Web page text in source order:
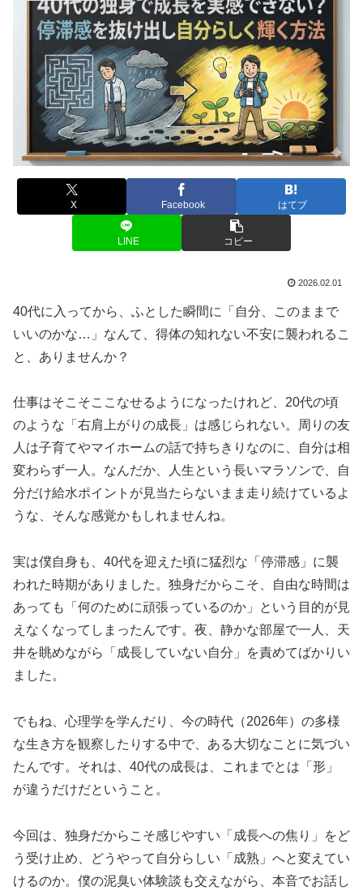
X Facebook はてブ
LINE コピー
2026.02.01
40代に入ってから、ふとした瞬間に「自分、このままで
いいのかな…」なんて、得体の知れない不安に襲われるこ
と、ありませんか？
仕事はそこそここなせるようになったけれど、20代の頃
のような「右肩上がりの成長」は感じられない。周りの友
人は子育てやマイホームの話で持ちきりなのに、自分は相
変わらず一人。なんだか、
人生という長いマラソンで、自
分だけ給水ポイントが見当たらないまま走り続けている よ
うな、そんな感覚かもしれませんね。
実は僕自身も、40代を迎えた頃に猛烈な「停滞感」に襲
われた時期がありました。独身だからこそ、自由な時間は
あっても「何のために頑張っているのか」という目的が見
えなくなってしまったんです。夜、静かな部屋で一人、天
井を眺めながら「成長していない自分」を責めてばかりい
ました。
でもね、心理学を学んだり、今の時代（2026年）の多様
な生き方を観察したりする中で、ある大切なことに気づい
たんです。それは、40代の成長は、これまでとは「形」
が違うだけだということ。
今回は、独身だからこそ感じやすい「成長への焦り」をど
う受け止め、どうやって自分らしい「成熟」へと変えてい
けるのか。僕の泥臭い体験談も交えながら、本音でお話し